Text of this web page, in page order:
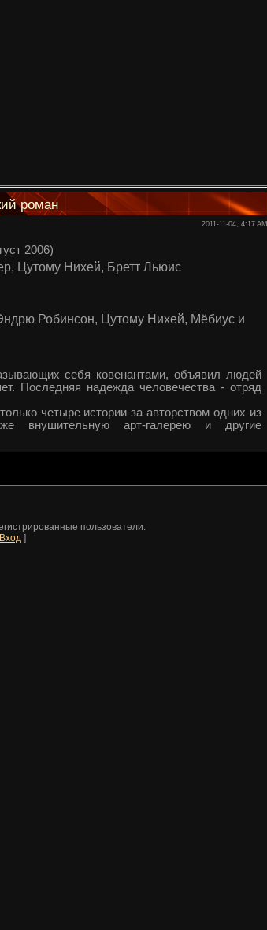
роман
2011-11-04, 4:17 AM
2006)
Цутому Нихей, Бретт Льюис
Робинсон, Цутому Нихей, Мёбиус и
себя ковенантами, объявил людей
Последняя надежда человечества - отряд
четыре истории за авторством одних из
внушительную арт-галерею и другие
пользователи.
Вход]